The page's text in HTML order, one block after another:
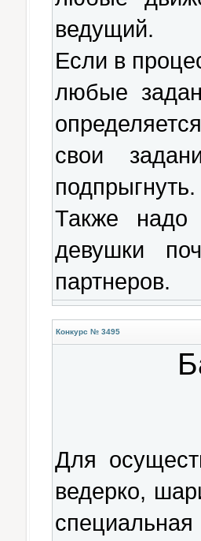
ведущий.
Если в
любые
свои
Также надо
девушки
партнеров.
Конкурс № 3495
Для
ведерко,